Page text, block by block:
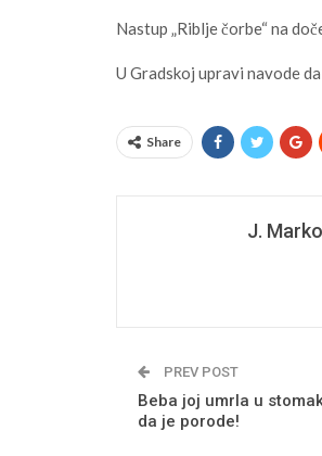
Nastup „Riblje čorbe“ na
U Gradskoj upravi navode
Share
J.
PREV POST
Beba joj umrla u
da je porode!